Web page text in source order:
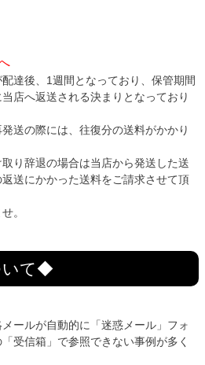
達後、1週間となっており、保管期間
店へ返送される決まりとなっており
送の際には、往復分の送料がかかり
り辞退の場合は当店から発送した送
送にかかった送料をご請求させて頂
。
いて◆
ールが自動的に「迷惑メール」フォ
受信箱」で参照できない事例が多く